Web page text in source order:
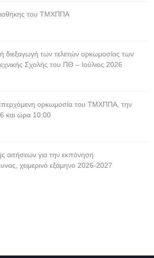
του ΤΜΧΠΠΑ
διεξαγωγή των τελετών ορκωμοσίας των
Σχολής του ΠΘ – Ιούλιος 2026
ορκωμοσία του ΤΜΧΠΠΑ, την
και ώρα 10:00
αιτήσεων για την εκπόνηση
χειμερινό εξάμηνο 2026-2027